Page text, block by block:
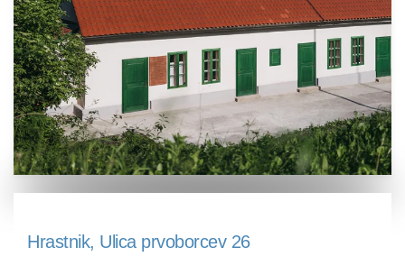
Hrastnik, Ulica prvoborcev 26